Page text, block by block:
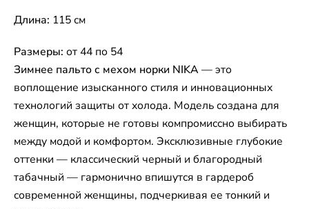
Длина: 115 см
Размеры: от 44 по 54
Зимнее пальто с мехом норки NIKA— это
воплощение изысканного стиля и инновационных
технологий защиты от холода. Модель создана для
женщин, которые не готовы компромиссно выбирать
между модой и комфортом. Эксклюзивные глубокие
оттенки — классический черный и благородный
табачный — гармонично впишутся в гардероб
современной женщины, подчеркивая ее тонкий и